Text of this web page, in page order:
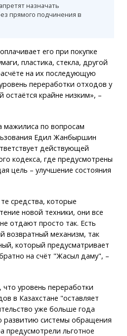
назначать
прямого подчинения в
его при покупке
пластика, стекла, другой
на их последующую
переработки отходов у
остаётся крайне низким», –
мажилиса по вопросам
Едил Жанбыршин
действующей
кодекса, где предусмотрены
цель – улучшение состояния
средства, которые
новой техники, они все
отдают просто так. Есть
возвратный механизм, так
который предусматривает
на счёт "Жасыл даму", –
что уровень переработки
в Казахстане "оставляет
уже больше года
развитию системы обращения
предусмотрели льготное